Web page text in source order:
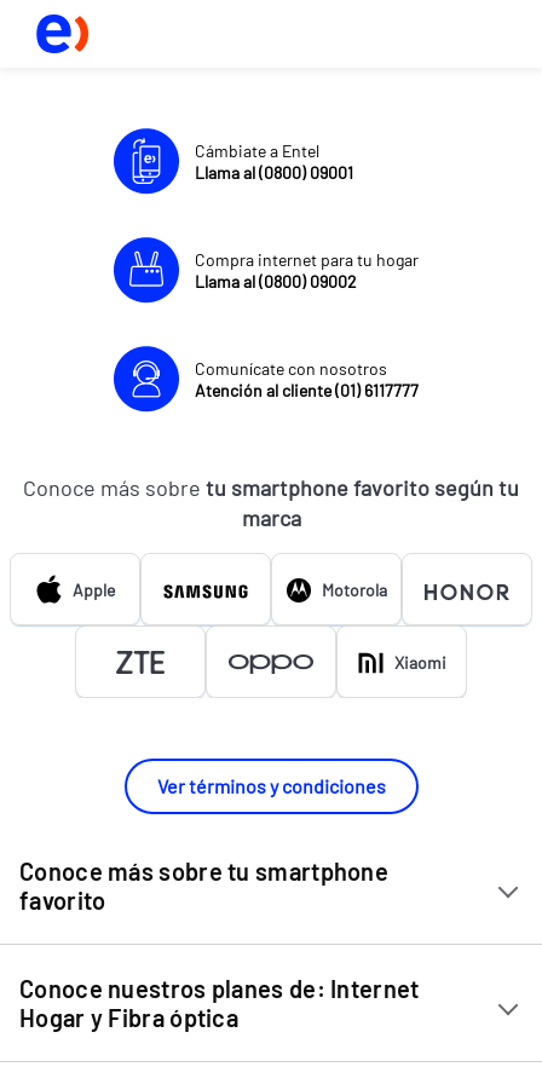
Cámbiate a Entel
Llama al (0800) 09001
Compra internet para tu hogar
Llama al (0800) 09002
Comunícate con nosotros
Atención al cliente (01) 6117777
Conoce más sobre tu smartphone favorito según tu
marca
Apple Motorola
Xiaomi
Ver términos y condiciones
Conoce más sobre tu smartphone
favorito
Chip Entel
Apple iPhone 11
Apple iPhone 12 Mini
Conoce nuestros planes de: Internet
Hogar y Fibra óptica
Internet Hogar